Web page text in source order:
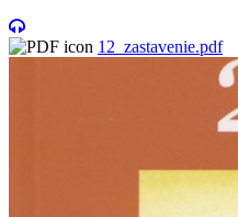
12_zastavenie.pdf